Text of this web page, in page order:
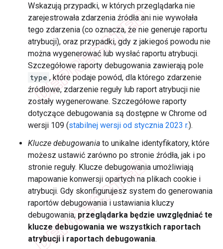
Wskazują przypadki, w których przeglądarka nie
zarejestrowała zdarzenia źródła ani nie wywołała
tego zdarzenia (co oznacza, że nie generuje raportu
atrybucji), oraz przypadki, gdy z jakiegoś powodu nie
można wygenerować lub wysłać raportu atrybucji.
Szczegółowe raporty debugowania zawierają pole
type , które podaje powód, dla którego zdarzenie
źródłowe, zdarzenie reguły lub raport atrybucji nie
zostały wygenerowane. Szczegółowe raporty
dotyczące debugowania są dostępne w Chrome od
wersji 109 (stabilnej wersji od stycznia 2023 r.).
Klucze debugowania to unikalne identyfikatory, które
możesz ustawić zarówno po stronie źródła, jak i po
stronie reguły. Klucze debugowania umożliwiają
mapowanie konwersji opartych na plikach cookie i
atrybucji. Gdy skonfigurujesz system do generowania
raportów debugowania i ustawiania kluczy
debugowania, przeglądarka będzie uwzględniać te
klucze debugowania we wszystkich raportach
atrybucji i raportach debugowania.